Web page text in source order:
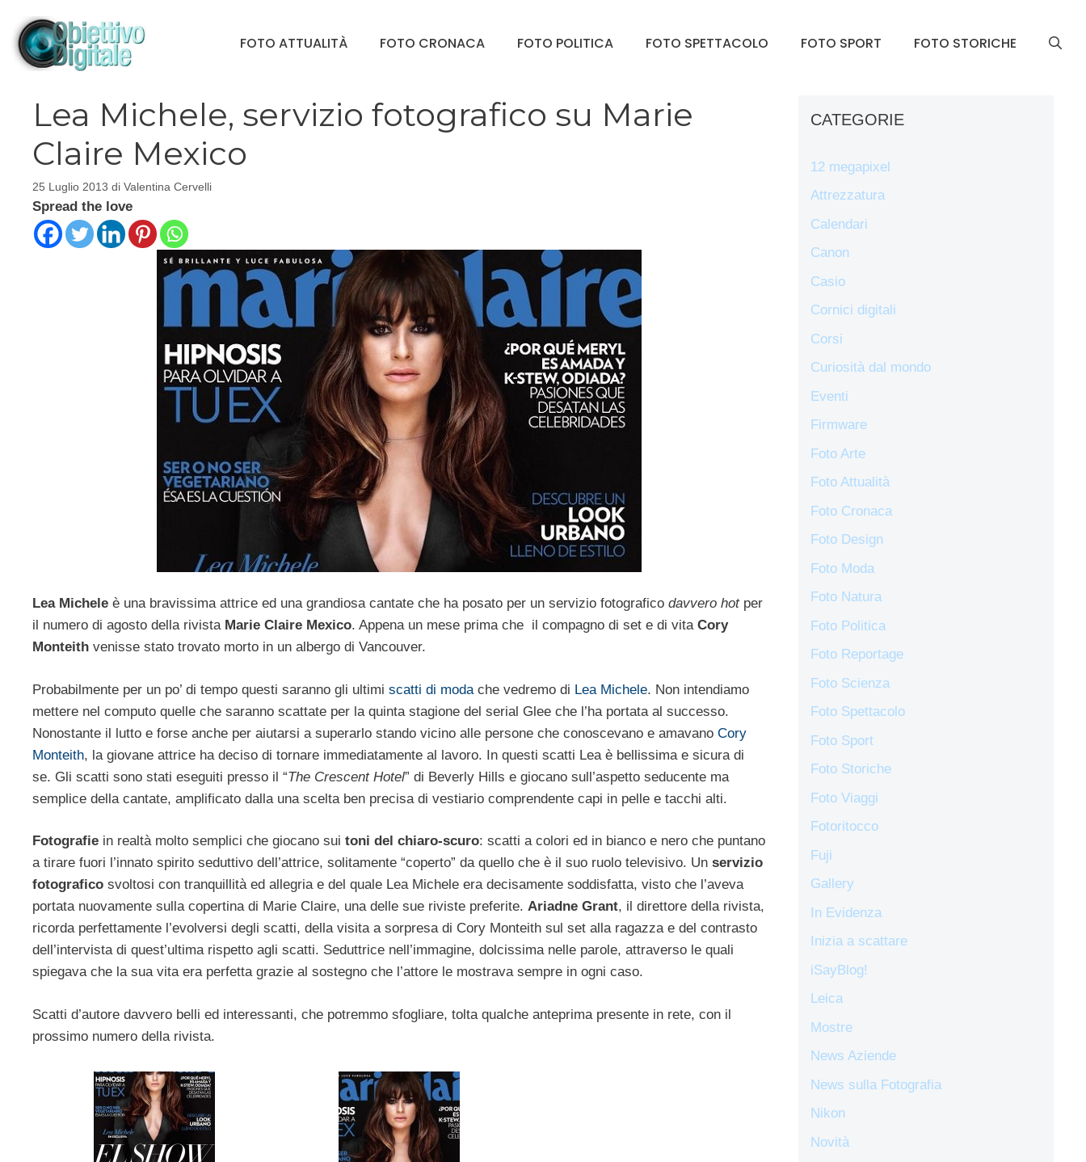
contenuto
FOTO ATTUALITÀ FOTO CRONACA FOTO POLITICA FOTO SPETTACOLO FOTO SPORT FOTO STORICHE
Lea Michele, servizio fotografico su Marie
Claire Mexico
25 Luglio 2013 di Valentina Cervelli
Spread the love
Lea Michele è una bravissima attrice ed una grandiosa cantate che ha posato per un servizio fotografico davvero hotper
il numero di agosto della rivistaMarie Claire Mexico. Appena un mese prima che il compagno di set e di vita Cory
Monteith venisse stato trovato morto in un albergo di Vancouver.
Probabilmente per un po’ di tempo questi saranno gli ultimi scatti di moda che vedremo di Lea Michele. Non intendiamo
mettere nel computo quelle che saranno scattate per la quinta stagione del serial Glee che l’ha portata al successo.
Nonostante il lutto e forse anche per aiutarsi a superarlo stando vicino alle persone che conoscevano e amavano Cory
Monteith, la giovane attrice ha deciso di tornare immediatamente al lavoro. In questi scatti Lea è bellissima e sicura di
se. Gli scatti sono stati eseguiti presso il “The Crescent Hotel” di Beverly Hills e giocano sull’aspetto seducente ma
semplice della cantate, amplificato dalla una scelta ben precisa di vestiario comprendente capi in pelle e tacchi alti.
Fotografie in realtà molto semplici che giocano sui toni del chiaro-scuro: scatti a colori ed in bianco e nero che puntano
a tirare fuori l’innato spirito seduttivo dell’attrice, solitamente “coperto” da quello che è il suo ruolo televisivo. Un servizio
fotografico svoltosi con tranquillità ed allegria e del quale Lea Michele era decisamente soddisfatta, visto che l’aveva
portata nuovamente sulla copertina di Marie Claire, una delle sue riviste preferite. Ariadne Grant, il direttore della rivista,
ricorda perfettamente l’evolversi degli scatti, della visita a sorpresa di Cory Monteith sul set alla ragazza e del contrasto
dell’intervista di quest’ultima rispetto agli scatti. Seduttrice nell’immagine, dolcissima nelle parole, attraverso le quali
spiegava che la sua vita era perfetta grazie al sostegno che l’attore le mostrava sempre in ogni caso.
Scatti d’autore davvero belli ed interessanti, che potremmo sfogliare, tolta qualche anteprima presente in rete, con il
prossimo numero della rivista.
CATEGORIE
12 megapixel
Attrezzatura
Calendari
Canon
Casio
Cornici digitali
Corsi
Curiosità dal mondo
Eventi
Firmware
Foto Arte
Foto Attualità
Foto Cronaca
Foto Design
Foto Moda
Foto Natura
Foto Politica
Foto Reportage
Foto Scienza
Foto Spettacolo
Foto Sport
Foto Storiche
Foto Viaggi
Fotoritocco
Fuji
Gallery
In Evidenza
Inizia a scattare
iSayBlog!
Leica
Mostre
News Aziende
News sulla Fotografia
Nikon
Novità